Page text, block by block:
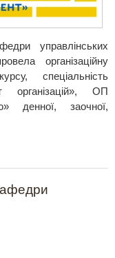
управлінських
організаційну
спеціальність
ОП
денної, заочної,